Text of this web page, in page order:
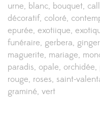
urne blanc bouquet
décoratif coloré
epurée exotiique
funéraire gerbera ginger
maguerite mariage
paradis opale orchidée
rouge roses saint-
graminé vert